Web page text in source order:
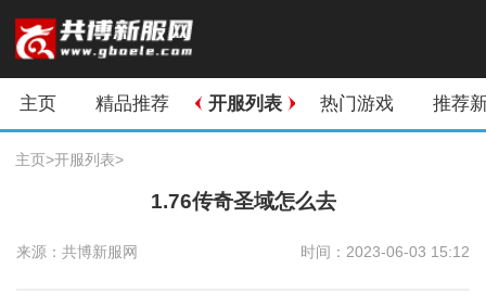
主页 精品推荐 开服列表 热门游戏 推荐
主页>开服列表>
1.76传奇圣域怎么去
来源：共博新服网 时间：2023-06-03 15:12